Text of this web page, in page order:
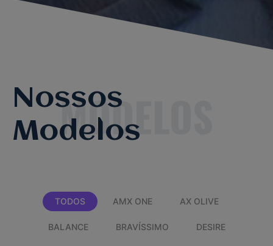
Nossos
Modelos
TODOS AMX ONE AX OLIVE
BALANCE BRAVÍSSIMO DESIRE